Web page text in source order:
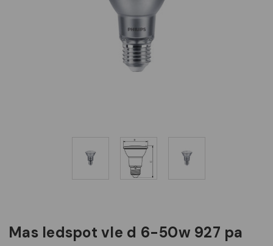
mas ledspot vle d 6-50w 927 pa